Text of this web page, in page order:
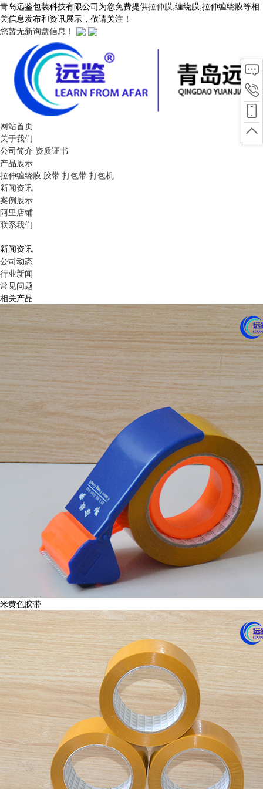
青岛远鉴包装科技有限公司为您免费提供拉伸膜,缠绕膜,拉伸缠绕膜等相
关信息发布和资讯展示，敬请关注！
您暂无新询盘信息！
网站首页
关于我们
公司简介 资质证书
产品展示
拉伸缠绕膜 胶带 打包带 打包机
新闻资讯
案例展示
阿里店铺
联系我们
新闻资讯
公司动态
行业新闻
常见问题
相关产品
米黄色胶带